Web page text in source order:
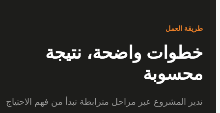
العمل
واضحة، نتيجة
المشروع عبر مراحل مترابطة تبدأ من فهم الاحتياج